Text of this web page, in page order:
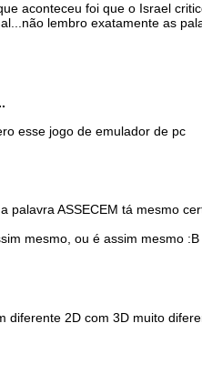
aconteceu foi que o Israel
lembro exatamente as
esse jogo de emulador de pc
palavra ASSECEM tá mesmo
mesmo, ou é assim mesmo :B
diferente 2D com 3D muito